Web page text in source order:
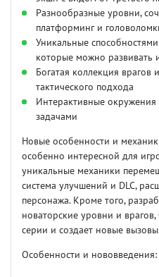
Разнообразные уровни,
платформинг и
Уникальные
которые можно развивать
Богатая коллекция врагов
тактического подхода
Интерактивные
задачами
Новые особенности и
особенно интересной для
уникальные механики
система улучшений и DLC,
персонажа. Кроме того,
новаторские уровни и
серии и создает новые
Особенности и нововведения: